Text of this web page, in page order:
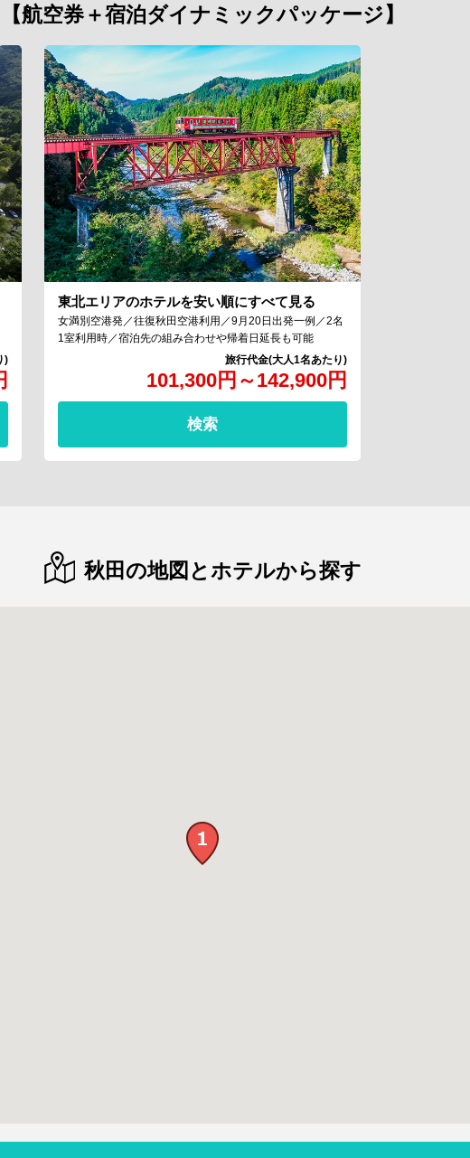
【航空券＋宿泊ダイナミックパッケージ】
東北エリアのホテルを安い順にすべて見る
101,300円 ～142,900円
女満別空港発／往復秋田空港利用／9月20日出発一例／2名
1室利用時／宿泊先の組み合わせや帰着日延長も可能
検索
秋田の地図とホテルから探す